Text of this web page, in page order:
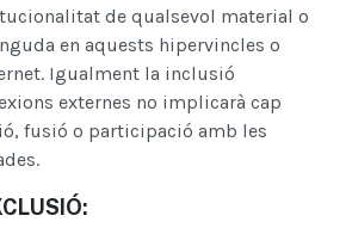
de qualsevol material o
en aquests hipervincles o
Igualment la inclusió
externes no implicarà cap
fusió o participació amb les